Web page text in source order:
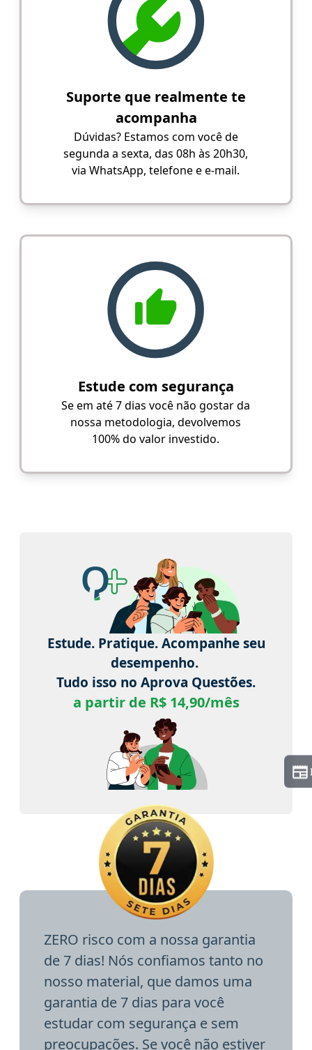
Suporte que realmente te
acompanha
Dúvidas? Estamos com você de
segunda a sexta, das 08h às 20h30,
via WhatsApp, telefone e e-mail.
Estude com segurança
Se em até 7 dias você não gostar da
nossa metodologia, devolvemos
100% do valor investido.
Estude. Pratique. Acompanhe seu
desempenho.
Tudo isso no Aprova Questões.
a partir de R$ 14,90/mês
ZERO risco com a nossa garantia
de 7 dias! Nós confiamos tanto no
nosso material, que damos uma
garantia de 7 dias para você
estudar com segurança e sem
preocupações. Se você não estiver